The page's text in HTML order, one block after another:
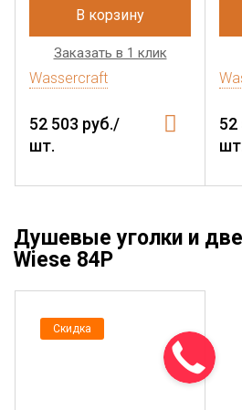
В корзину
Заказать в 1 клик
Wassercraft
52 503 руб./
шт.
52
Душевые уголки и
Wiese 84P
Скидка